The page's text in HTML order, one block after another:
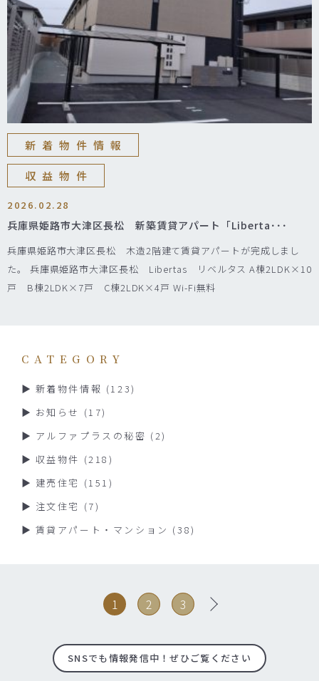
新着物件情報
収益物件
2026.02.28
兵庫県姫路市大津区長松 新築賃貸アパート「Liberta･･･
兵庫県姫路市大津区長松 木造2階建て賃貸アパートが完成しまし
た。 兵庫県姫路市大津区長松 Libertas リベルタス A棟2LDK×10
戸 B棟2LDK×7戸 C棟2LDK×4戸 Wi-Fi無料
CATEGORY
新着物件情報 (123)
お知らせ (17)
アルファプラスの秘密 (2)
収益物件 (218)
建売住宅 (151)
注文住宅 (7)
賃貸アパート・マンション (38)
1 2 3
SNSでも情報発信中！ぜひご覧ください